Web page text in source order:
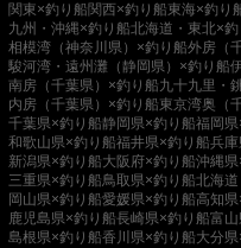
関東×釣り船関西×釣り船東海×釣り
九州・沖縄×釣り船北海道・東北×釣
相模湾（神奈川県）×釣り船外房（
駿河湾・遠州灘（静岡県）×釣り船
南房（千葉県）×釣り船九十九里・
内房（千葉県）×釣り船東京湾奥（
千葉県×釣り船静岡県×釣り船福岡
和歌山県×釣り船福井県×釣り船兵
新潟県×釣り船大阪府×釣り船沖縄
三重県×釣り船鳥取県×釣り船北海
岡山県×釣り船愛媛県×釣り船高知
鹿児島県×釣り船長崎県×釣り船富
島根県×釣り船香川県×釣り船大分